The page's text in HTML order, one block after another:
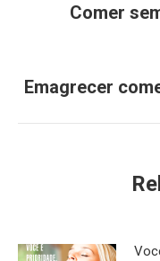
Comer
Emagrecer